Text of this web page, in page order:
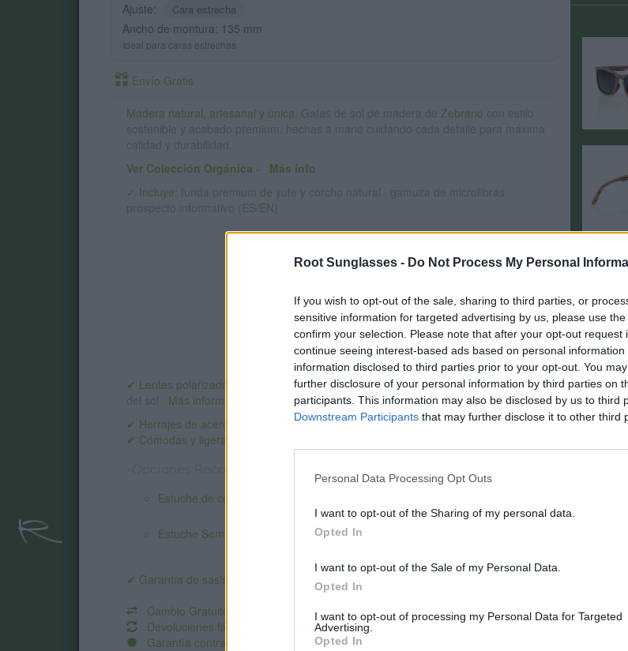
Root Sunglasses - Do Not Process My Personal
If you wish to opt-out of the sale, sharing to third parties, or
sensitive information for targeted advertising by us, please use
confirm your selection. Please note that after your opt-out request
continue seeing interest-based ads based on personal
information disclosed to third parties prior to your opt-out. You
further disclosure of your personal information by third parties on
participants. This information may also be disclosed by us to third
Downstream Participants that may further disclose it to other third
Personal Data Processing Opt Outs
I want to opt-out of the Sharing of my personal data.
Opted In
I want to opt-out of the Sale of my Personal Data.
Opted In
I want to opt-out of processing my Personal Data for Targeted
Advertising.
Opted In
Ajuste: Cara estrecha
Ancho de montura: 135 mm
Ideal para caras estrechas
Envío Gratis
Madera natural, artesanal y única. Zebrano
Ver Colección Orgánica
Más info
✓ Incluye:
✔ Lentes polarizadas UV400
(cat. 3 · 14% T · Grises). Reducen reflejos y protegen
Más información
✔ Herrajes de acero inoxidable
para un ajuste perfecto.
✔ Cómodas y ligeras
Estuche de corcho plegable
Estuche Semi-rígido Natural 12.99€
✔ Garantía de sasisfacción:
Cambio Gratuito
Devoluciones fáciles
Garantía contra defectos